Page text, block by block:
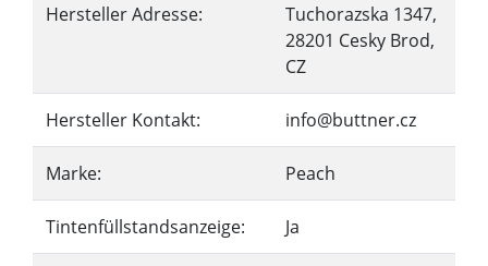
Hersteller Adresse:
Tuchorazska 1347,
28201 Cesky Brod,
CZ
Hersteller Kontakt: info@buttner.cz
Marke: Peach
Tintenfüllstandsanzeige: Ja